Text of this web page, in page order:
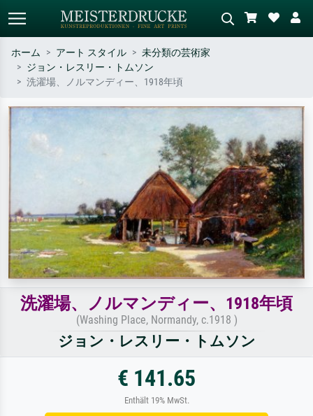
標準検索
緑の草原、赤の多い抽象画、暗い
油絵、木のそばの立ち姿のヌー
ド。
ホーム アート スタイル
未分類の芸術家
ジョン・レスリー・トムソン
洗濯場、ノルマンディー、1918年頃
洗濯場、ノルマンディー、1918年頃
(Washing Place, Normandy, c.1918 )
ジョン・レスリー・トムソン
€ 141.65
Enthält 19% MwSt.